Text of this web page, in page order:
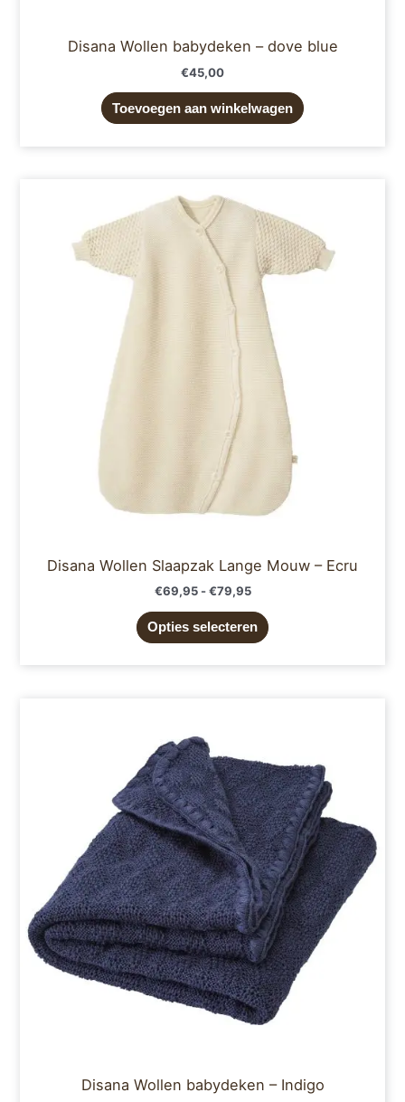
Disana Wollen babydeken – dove blue
€45,00
Toevoegen aan winkelwagen
Disana Wollen Slaapzak Lange Mouw – Ecru
€69,95 - €79,95
tot
€79,95
Opties selecteren
product
heeft
meerdere
variaties.
optie
kan
gekozen
worden
productpagina
Disana Wollen babydeken – Indigo